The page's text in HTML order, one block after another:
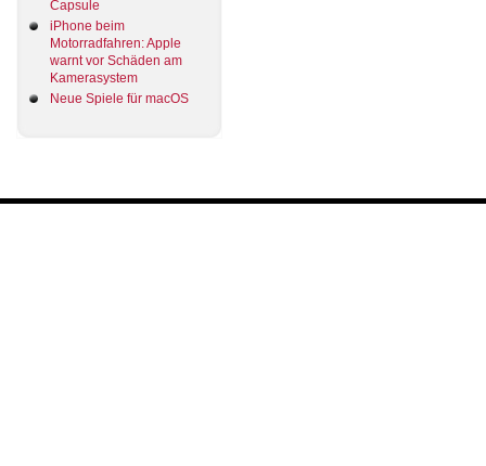
Capsule
iPhone beim
Motorradfahren: Apple
warnt vor Schäden am
Kamerasystem
Neue Spiele für macOS